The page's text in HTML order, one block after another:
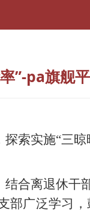
”-pa旗舰
探索实施“三
结合离退休干
部广泛学习 ，